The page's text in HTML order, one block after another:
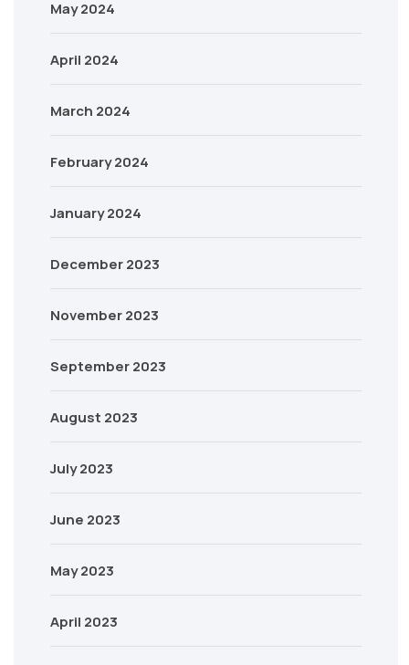
May 2024
April 2024
March 2024
February 2024
January 2024
December 2023
November 2023
September 2023
August 2023
July 2023
June 2023
May 2023
April 2023